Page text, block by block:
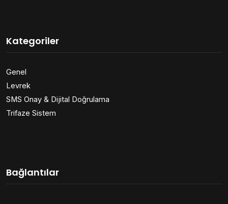
Kategoriler
Genel
Levrek
SMS Onay & Dijital Doğrulama
Trifaze Sistem
Bağlantılar